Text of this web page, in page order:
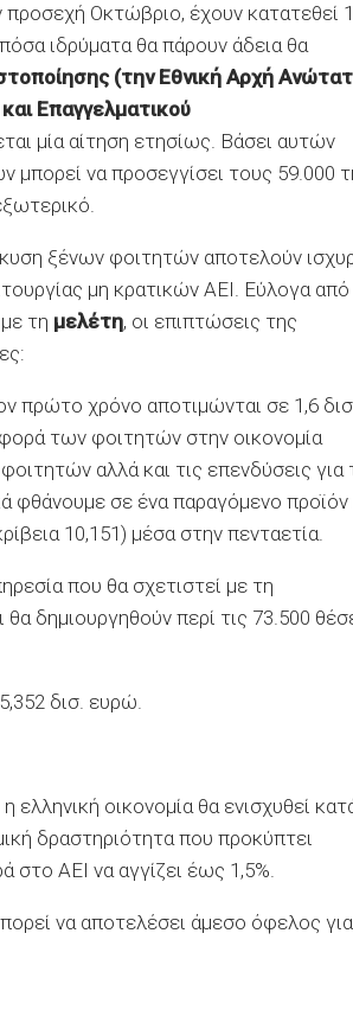
προσεχή Οκτώβριο, έχουν κατατεθεί
ιδρύματα θα πάρουν άδεια θα
(την Εθνική Αρχή
Επαγγελματικού
μία αίτηση ετησίως. Βάσει αυτών
μπορεί να προσεγγίσει τους 59.000
ξένων φοιτητών αποτελούν
μη κρατικών ΑΕΙ. Εύλογα από
τη μελέτη, οι επιπτώσεις της
πρώτο χρόνο αποτιμώνται σε 1,6
των φοιτητών στην οικονομία
αλλά και τις επενδύσεις για
φθάνουμε σε ένα παραγόμενο προϊόν
10,151) μέσα στην πενταετία.
που θα σχετιστεί με τη
δημιουργηθούν περί τις 73.500
δισ. ευρώ.
οικονομία θα ενισχυθεί
δραστηριότητα που προκύπτει
στο ΑΕΙ να αγγίζει έως 1,5%.
να αποτελέσει άμεσο όφελος για